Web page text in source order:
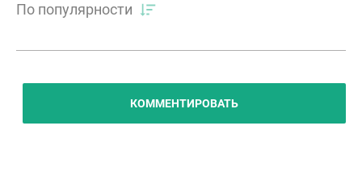
По популярности
КОММЕНТИРОВАТЬ